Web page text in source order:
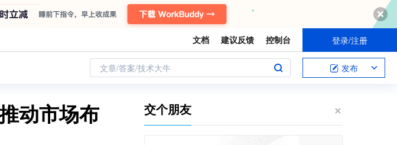
文档 建议反馈 控制台 登录/注册
文章/答案/技术大牛 发布
动市场布
交个朋友